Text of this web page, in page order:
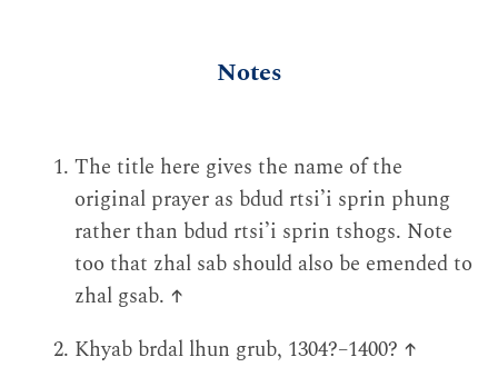
Notes
The title here gives the name of the
original prayer as bdud rtsi’i sprin phung
rather than bdud rtsi’i sprin tshogs. Note
too that zhal sab should also be emended to
zhal gsab. ↑
Khyab brdal lhun grub, 1304?–1400? ↑